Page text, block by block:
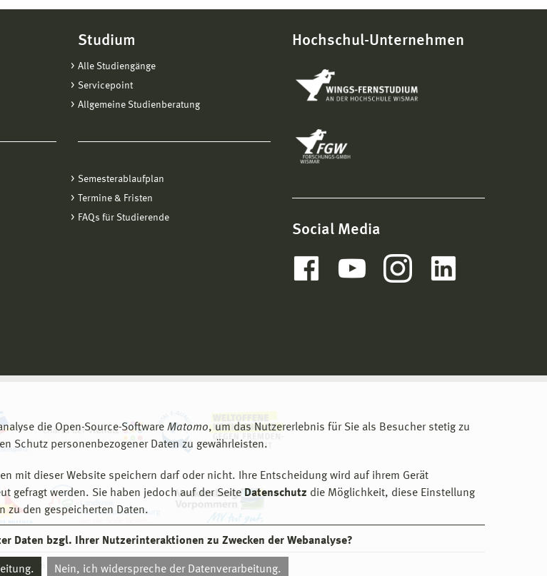
die Open-Source-Software Matomo, um das Nutzererlebnis für Sie als Besucher stetig zu
Schutz personenbezogener Daten zu gewährleisten.
mit dieser Website speichern darf oder nicht. Ihre Entscheidung wird auf ihrem Gerät
gefragt werden. Sie haben jedoch auf der Seite Datenschutz die Möglichkeit, diese Einstellung
zu den gespeicherten Daten.
Daten bzgl. Ihrer Nutzerinteraktionen zu Zwecken der Webanalyse?
Nein, ich widerspreche der Datenverarbeitung.
Studium
Alle Studiengänge
Servicepoint
Allgemeine Studienberatung
Semesterablaufplan
Termine & Fristen
FAQs für Studierende
Hochschul-Unternehmen
Social Media
© 2026 Hochschule Wismar